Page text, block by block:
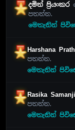
දමිත් ප්‍රියංකර
පතන්න.
මෙතැනින්
Harshana
පතන්න.
මෙතැනින්
Rasika
පතන්න.
මෙතැනින්